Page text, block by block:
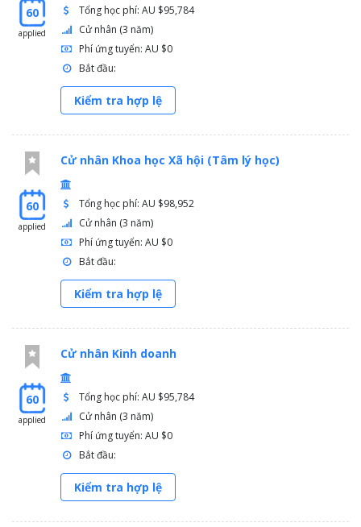
60
applied
Tổng học phí: AU $95,784
Cử nhân (3 năm)
Phí ứng tuyển: AU $0
Bắt đầu:
Kiểm tra hợp lệ
60
applied
Cử nhân Khoa học Xã hội (Tâm lý học)
Tổng học phí: AU $98,952
Cử nhân (3 năm)
Phí ứng tuyển: AU $0
Bắt đầu:
Kiểm tra hợp lệ
60
applied
Cử nhân Kinh doanh
Tổng học phí: AU $95,784
Cử nhân (3 năm)
Phí ứng tuyển: AU $0
Bắt đầu:
Kiểm tra hợp lệ